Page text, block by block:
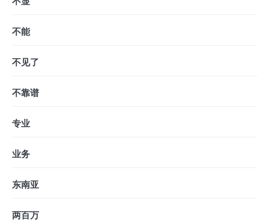
不能
不见了
不靠谱
专业
业务
东南亚
两百万